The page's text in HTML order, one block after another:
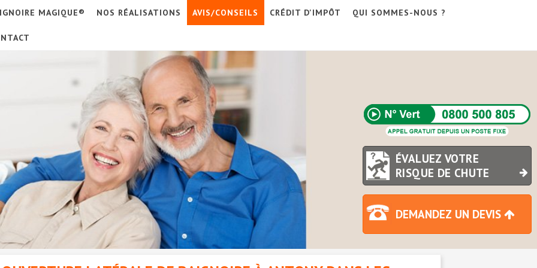
MAGIQUE® NOS RÉALISATIONS AVIS/CONSEILS CRÉDIT D'IMPÔT QUI SOMMES-NOUS ?
ÉVALUEZ VOTRE
RISQUE DE CHUTE
DEMANDEZ UN DEVIS